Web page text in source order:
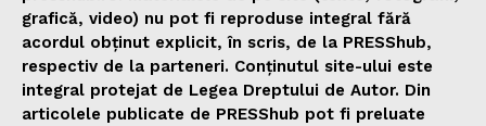
grafică, video) nu pot fi reproduse integral fără
acordul obținut explicit, în scris, de la PRESShub,
respectiv de la parteneri. Conținutul site-ului este
integral protejat de Legea Dreptului de Autor. Din
articolele publicate de PRESShub pot fi preluate